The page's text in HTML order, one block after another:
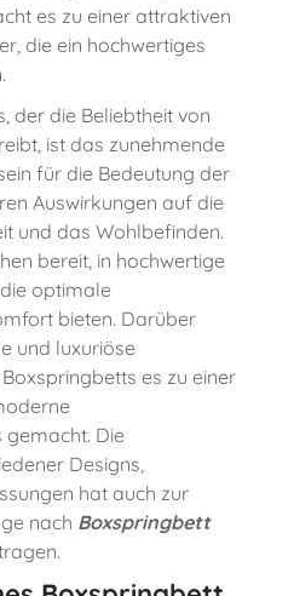
es zu einer attraktiven
die ein hochwertiges
der die Beliebtheit von
ist das zunehmende
für die Bedeutung der
Auswirkungen auf die
und das Wohlbefinden.
bereit, in hochwertige
optimale
bieten. Darüber
und luxuriöse
es zu einer
Die
Designs,
hat auch zur
nach Boxspringbett